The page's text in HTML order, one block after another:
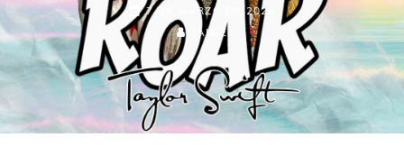
7 DE MARZO DE 2024
JAIME